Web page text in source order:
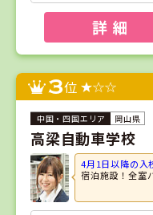
詳 細
3位
岡山県
高梁自動車学校
4月1日以降の入
宿泊施設！全室